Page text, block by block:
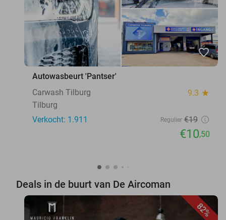
favorite_border
Autowasbeurt 'Pantser'
Carwash Tilburg
9.3 star
Tilburg
Verkocht: 1.911
Regulier €19
€10,50
Deals in de buurt van De Aircoman
82%